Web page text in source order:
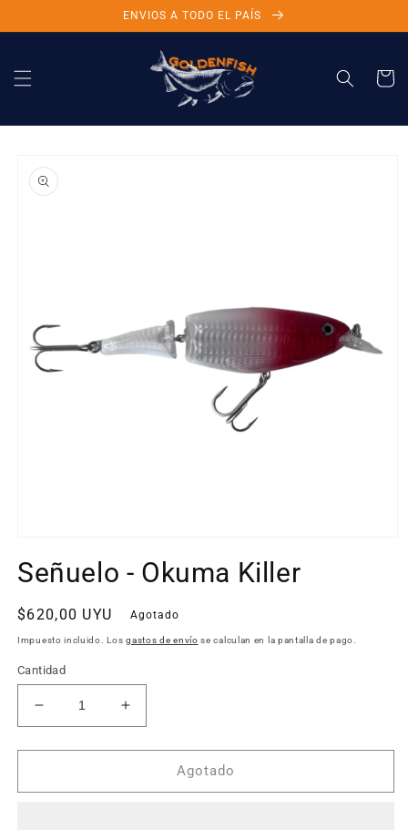
al contenido
ENVIOS A TODO EL PAÍS
Carrito
a la
información
multimedia
1
una
ventana
modal
Señuelo - Okuma Killer
Precio
habitual
$620,00 UYU Agotado
Impuesto incluido. Losgastos de envío se calculan en la pantalla de pago.
Cantidad
Reducir
cantidad
para
-
Aumentar
cantidad
para
Señuelo
-
Agotado